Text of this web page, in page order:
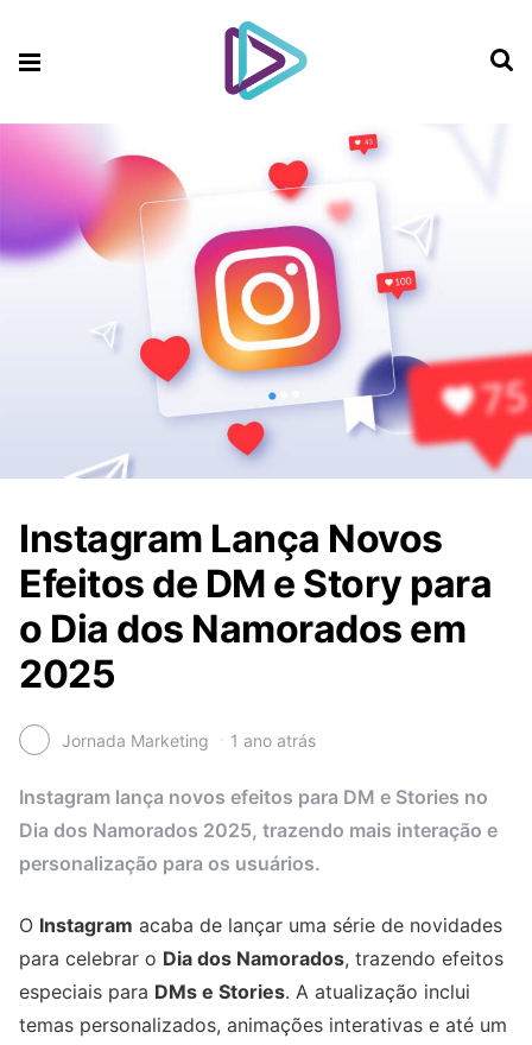
Instagram Lança Novos
Efeitos de DM e Story para
o Dia dos Namorados em
2025
Jornada Marketing 1 ano atrás
Instagram lança novos efeitos para DM e Stories no
Dia dos Namorados 2025, trazendo mais interação e
personalização para os usuários.
O Instagram acaba de lançar uma série de novidades
para celebrar o Dia dos Namorados, trazendo efeitos
especiais para DMs e Stories. A atualização inclui
temas personalizados, animações interativas e até um